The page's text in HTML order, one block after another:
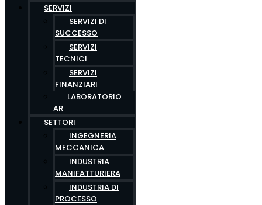
SERVIZI
SERVIZI DI
SUCCESSO
SERVIZI
TECNICI
SERVIZI
FINANZIARI
LABORATORIO
AR
SETTORI
INGEGNERIA
MECCANICA
INDUSTRIA
MANIFATTURIERA
INDUSTRIA DI
PROCESSO